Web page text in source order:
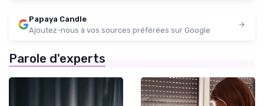
Papaya Candle
Ajoutez-nous à vos sources préférées sur Google
Parole d'experts